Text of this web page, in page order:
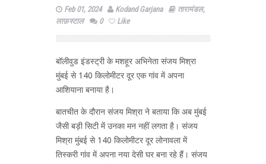
Feb 01, 2024 Kodand Garjana तारामंडल,
लाफ़स्टाल
0 Like
बॉलीवुड इंडस्ट्री के मशहूर अभिनेता संजय मिश्रा
मुंबई से 140 किलोमीटर दूर एक गांव में अपना
आशियाना बनाया है।
बातचीत के दौरान संजय मिश्रा ने बताया कि अब मुंबई
जैसी बड़ी सिटी में उनका मन नहीं लगता है। संजय
मिश्रा मुंबई से 140 किलोमीटर दूर लोनावला में
तिस्करी गांव में अपना नया देसी घर बना रहे हैं। संजय